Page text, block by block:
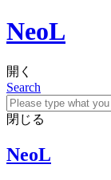
NeoL
開く
Search
閉じる
NeoL